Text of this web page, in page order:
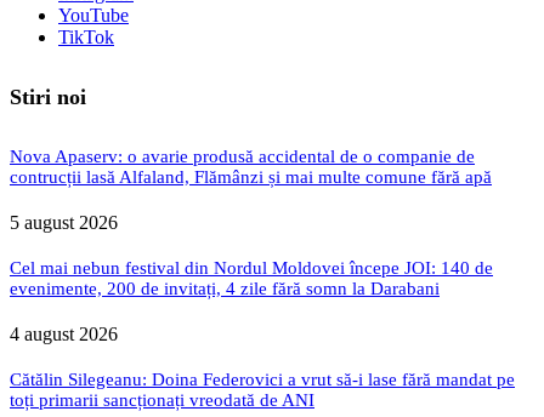
YouTube
TikTok
Stiri noi
Nova Apaserv: o avarie produsă accidental de o companie de
contrucții lasă Alfaland, Flămânzi și mai multe comune fără apă
5 august 2026
Cel mai nebun festival din Nordul Moldovei începe JOI: 140 de
evenimente, 200 de invitați, 4 zile fără somn la Darabani
4 august 2026
Cătălin Silegeanu: Doina Federovici a vrut să-i lase fără mandat pe
toți primarii sancționați vreodată de ANI